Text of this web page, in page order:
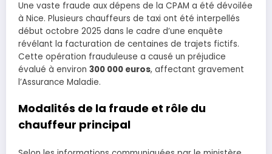
Une vaste fraude aux dépens de la CPAM a été dévoilée
à Nice. Plusieurs chauffeurs de taxi ont été interpellés
début octobre 2025 dans le cadre d’une enquête
révélant la facturation de centaines de trajets fictifs.
Cette opération frauduleuse a causé un préjudice
évalué à environ 300 000 euros, affectant gravement
l’Assurance Maladie.
Modalités de la fraude et rôle du
chauffeur principal